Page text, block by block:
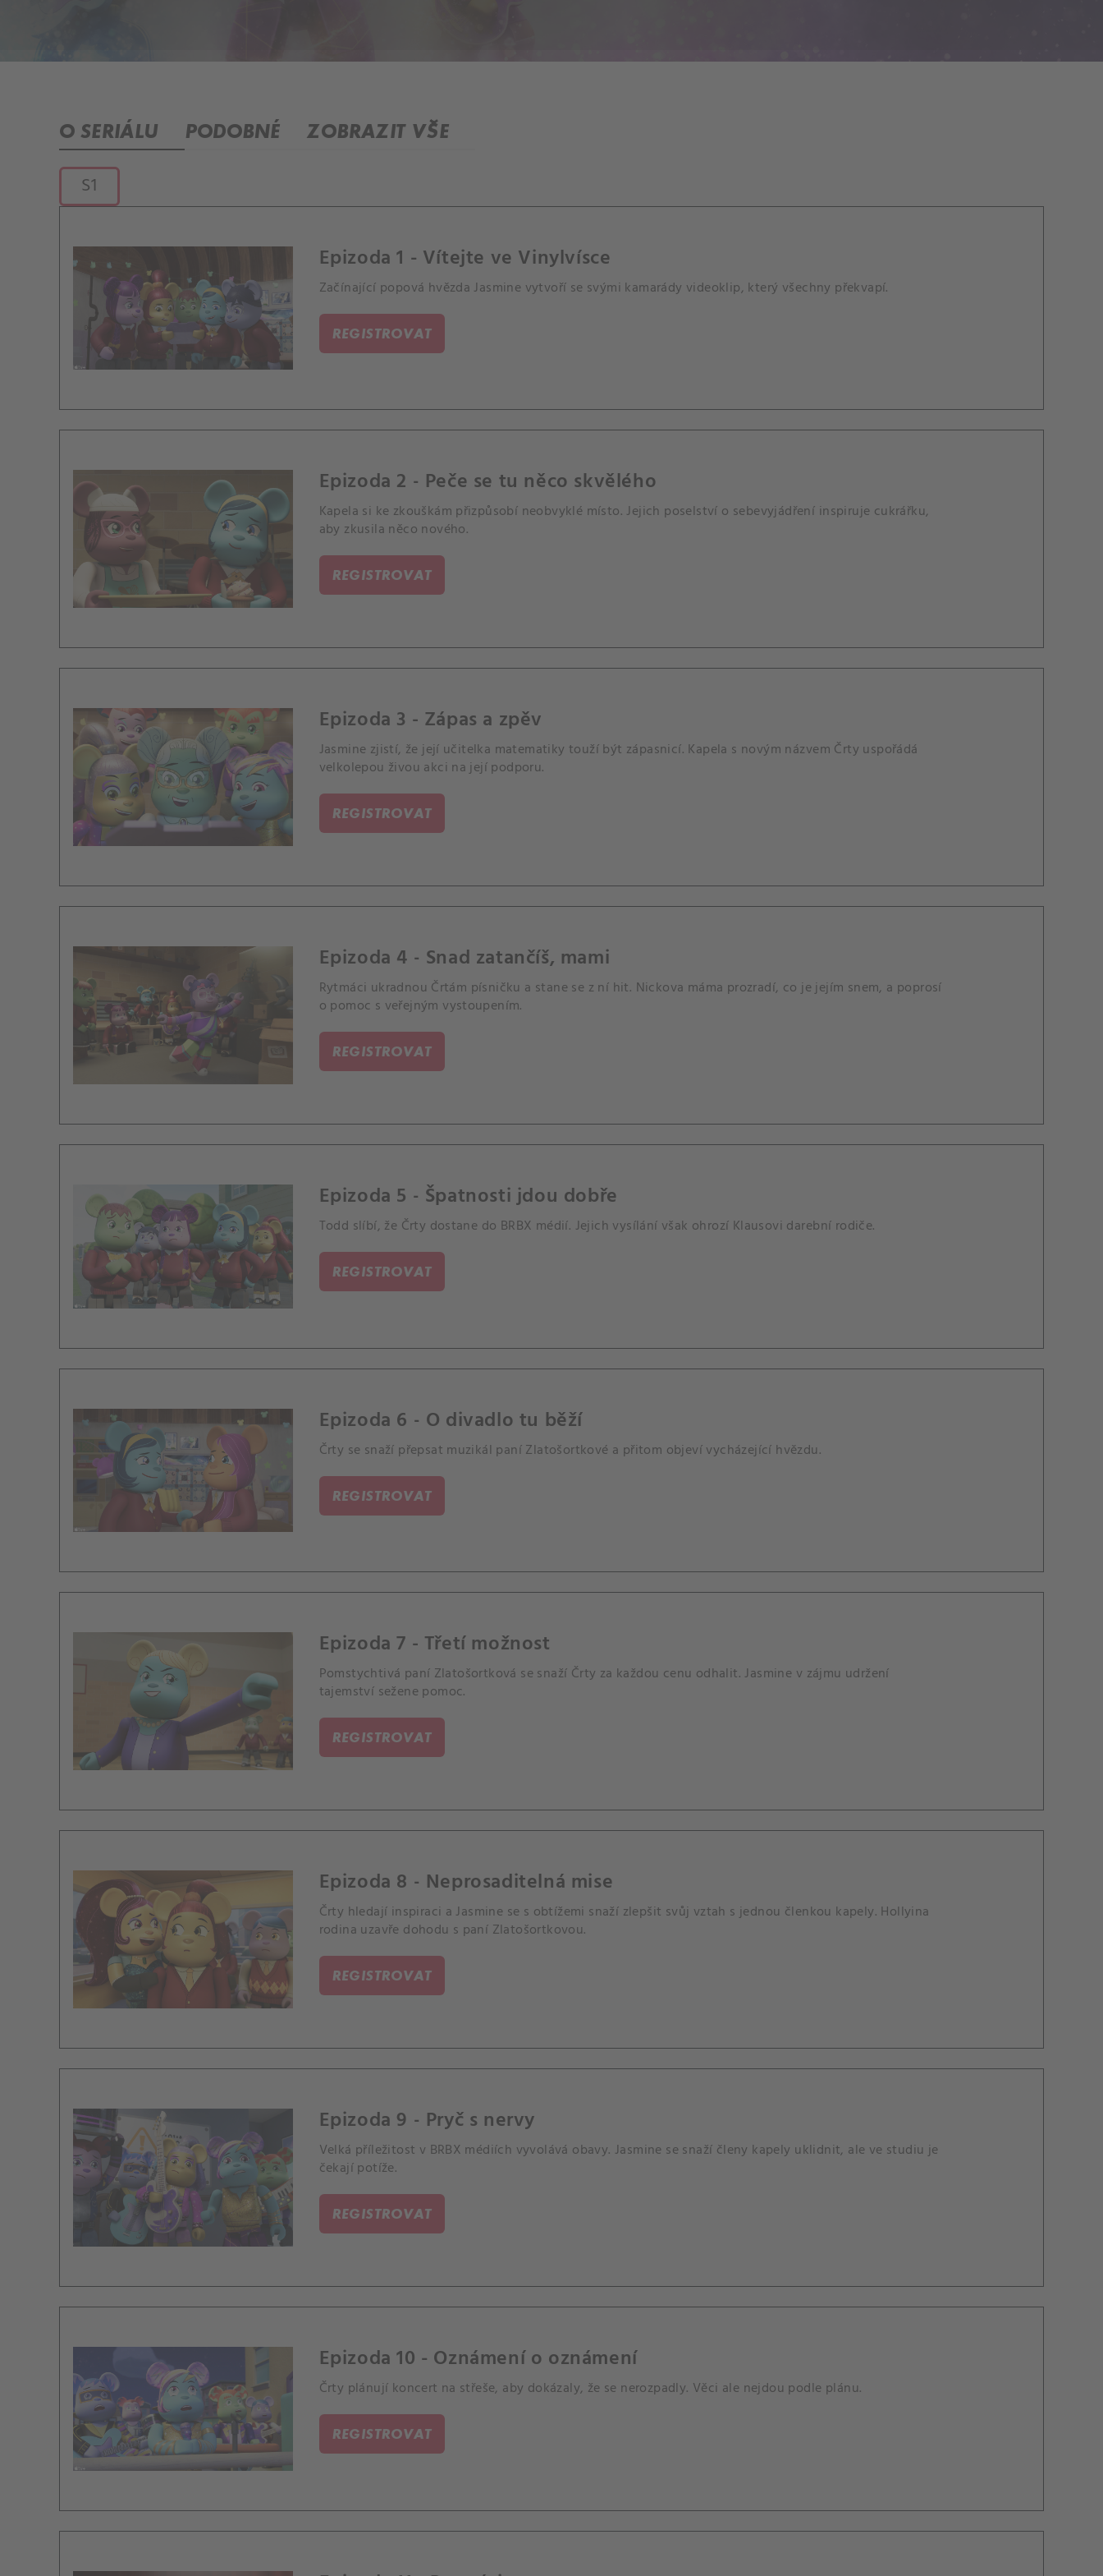
O SERIÁLU PODOBNÉ ZOBRAZIT VŠE
S1
Epizoda 1 - Vítejte ve Vinylvísce
Začínající popová hvězda Jasmine vytvoří se svými kamarády videoklip, který všechny překvapí.
REGISTROVAT
Epizoda 2 - Peče se tu něco skvělého
Kapela si ke zkouškám přizpůsobí neobvyklé místo. Jejich poselství o sebevyjádření inspiruje cukrářku,
aby zkusila něco nového.
REGISTROVAT
Epizoda 3 - Zápas a zpěv
Jasmine zjistí, že její učitelka matematiky touží být zápasnicí. Kapela s novým názvem Črty uspořádá
velkolepou živou akci na její podporu.
REGISTROVAT
Epizoda 4 - Snad zatančíš, mami
Rytmáci ukradnou Črtám písničku a stane se z ní hit. Nickova máma prozradí, co je jejím snem, a poprosí
o pomoc s veřejným vystoupením.
REGISTROVAT
Epizoda 5 - Špatnosti jdou dobře
Todd slíbí, že Črty dostane do BRBX médií. Jejich vysílání však ohrozí Klausovi darební rodiče.
REGISTROVAT
Epizoda 6 - O divadlo tu běží
Črty se snaží přepsat muzikál paní Zlatošortkové a přitom objeví vycházející hvězdu.
REGISTROVAT
Epizoda 7 - Třetí možnost
Pomstychtivá paní Zlatošortková se snaží Črty za každou cenu odhalit. Jasmine v zájmu udržení
tajemství sežene pomoc.
REGISTROVAT
Epizoda 8 - Neprosaditelná mise
Črty hledají inspiraci a Jasmine se s obtížemi snaží zlepšit svůj vztah s jednou členkou kapely. Hollyina
rodina uzavře dohodu s paní Zlatošortkovou.
REGISTROVAT
Epizoda 9 - Pryč s nervy
Velká příležitost v BRBX médiích vyvolává obavy. Jasmine se snaží členy kapely uklidnit, ale ve studiu je
čekají potíže.
REGISTROVAT
Epizoda 10 - Oznámení o oznámení
Črty plánují koncert na střeše, aby dokázaly, že se nerozpadly. Věci ale nejdou podle plánu.
REGISTROVAT